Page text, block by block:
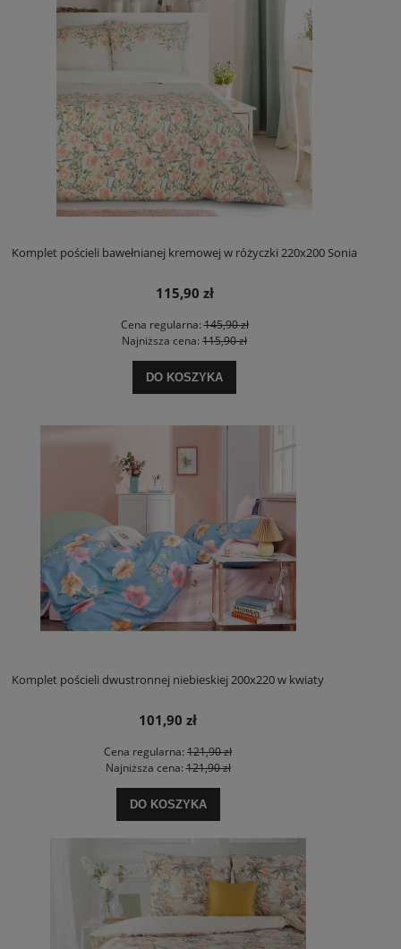
Komplet pościeli bawełnianej kremowej w różyczki 220x200 Sonia
115,90 zł
Cena regularna:145,90 zł
Najniższa cena: 115,90 zł
DO KOSZYKA
Komplet pościeli dwustronnej niebieskiej 200x220 w kwiaty
101,90 zł
Cena regularna: 121,90 zł
Najniższa cena:121,90 zł
DO KOSZYKA